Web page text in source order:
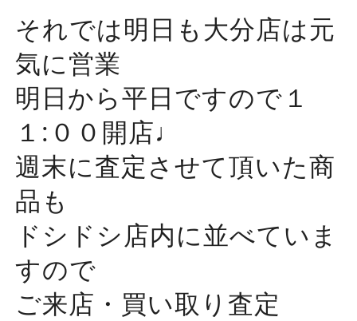
それでは明日も大分店は元
気に営業
明日から平日ですので１
１:００開店♩
週末に査定させて頂いた商
品も
ドシドシ店内に並べていま
すので
ご来店・買い取り査定